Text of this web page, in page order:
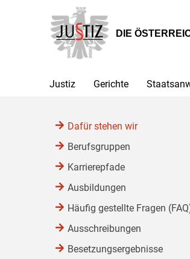
Hauptnavigation
[1]
Inhalt
[2]
Untermenü
[3]
DIE
Justiz Gerichte
Dafür stehen wir
Berufsgruppen
Karrierepfade
Ausbildungen
Häufig gestellte Fragen
Ausschreibungen
Besetzungsergebnisse